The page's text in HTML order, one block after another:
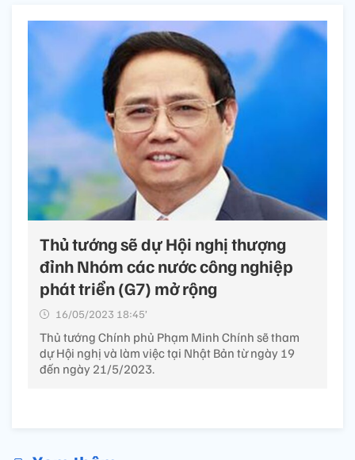
Thủ tướng sẽ dự Hội nghị thượng
đỉnh Nhóm các nước công nghiệp
phát triển (G7) mở rộng
16/05/2023 18:45’
Thủ tướng Chính phủ Phạm Minh Chính sẽ tham
dự Hội nghị và làm việc tại Nhật Bản từ ngày 19
đến ngày 21/5/2023.